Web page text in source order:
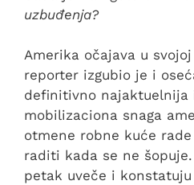
uzbuđenja?
Amerika očajava u
reporter izgubio je i
definitivno najaktuelnija
mobilizaciona snaga
otmene robne kuće
raditi kada se ne
petak uveče i